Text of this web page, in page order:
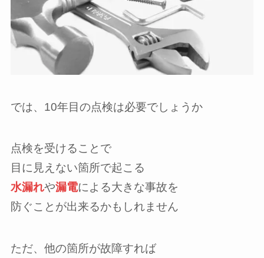
では、10年目の点検は必要でしょうか
点検を受けることで
目に見えない箇所で起こる
水漏れや漏電による大きな事故を
防ぐことが出来るかもしれません
ただ、他の箇所が故障すれば